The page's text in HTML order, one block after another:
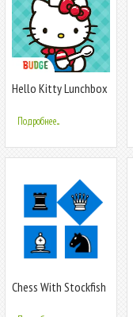
Hello Kitty Lunchbox
Подробнее...
Chess With Stockfish